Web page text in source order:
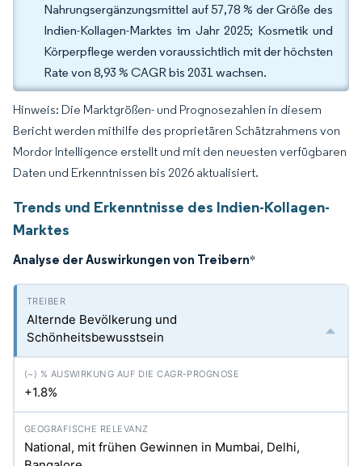
Nahrungsergänzungsmittel auf 57,78 % der Größe des
Indien-Kollagen-Marktes im Jahr 2025; Kosmetik und
Körperpflege werden voraussichtlich mit der höchsten
Rate von 8,93 % CAGR bis 2031 wachsen.
Hinweis: Die Marktgrößen- und Prognosezahlen in diesem
Bericht werden mithilfe des proprietären Schätzrahmens von
Mordor Intelligence erstellt und mit den neuesten verfügbaren
Daten und Erkenntnissen bis 2026 aktualisiert.
Trends und Erkenntnisse des Indien-Kollagen-
Marktes
Analyse der Auswirkungen von Treibern*
Alternde Bevölkerung und
Schönheitsbewusstsein
+1.8%
National, mit frühen Gewinnen in Mumbai, Delhi,